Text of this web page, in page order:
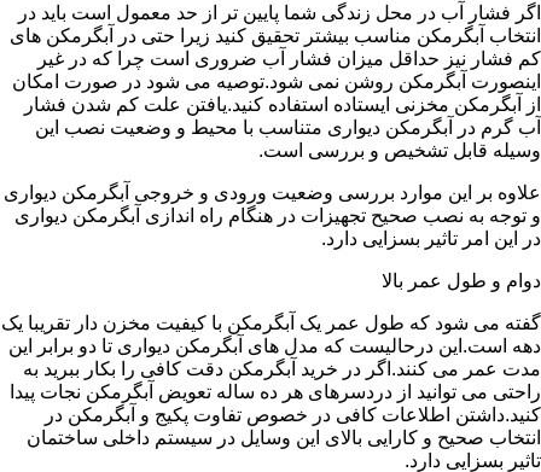
اگر فشار آب در محل زندگی شما پایین تر از حد معمول است باید در
انتخاب آبگرمکن مناسب بیشتر تحقیق کنید زیرا حتی در آبگرمکن های
کم فشار نیز حداقل میزان فشار آب ضروری است چرا که در غیر
اینصورت آبگرمکن روشن نمی شود.توصیه می شود در صورت امکان
از آبگرمکن مخزنی ایستاده استفاده کنید.یافتن علت کم شدن فشار
آب گرم در آبگرمکن دیواری متناسب با محیط و وضعیت نصب این
وسیله قابل تشخیص و بررسی است.
علاوه بر این موارد بررسی وضعیت ورودی و خروجی آبگرمکن دیواری
و توجه به نصب صحیح تجهیزات در هنگام راه اندازی آبگرمکن دیواری
در این امر تاثیر بسزایی دارد.
دوام و طول عمر بالا
گفته می شود که طول عمر یک آبگرمکن با کیفیت مخزن دار تقریبا یک
دهه است.این درحالیست که مدل های آبگرمکن دیواری تا دو برابر این
مدت عمر می کنند.اگر در خرید آبگرمکن دقت کافی را بکار ببرید به
راحتی می توانید از دردسرهای هر ده ساله تعویض آبگرمکن نجات پیدا
کنید.داشتن اطلاعات کافی در خصوص تفاوت پکیج و آبگرمکن در
انتخاب صحیح و کارایی بالای این وسایل در سیستم داخلی ساختمان
تاثیر بسزایی دارد.